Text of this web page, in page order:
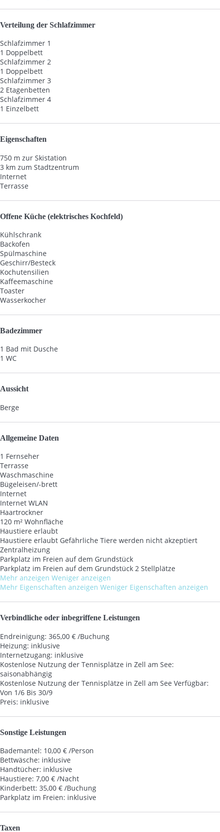
Verteilung der Schlafzimmer
Schlafzimmer 1
1 Doppelbett
Schlafzimmer 2
1 Doppelbett
Schlafzimmer 3
2 Etagenbetten
Schlafzimmer 4
1 Einzelbett
Eigenschaften
750 m zur Skistation
3 km zum Stadtzentrum
Internet
Terrasse
Offene Küche (elektrisches Kochfeld)
Kühlschrank
Backofen
Spülmaschine
Geschirr/Besteck
Kochutensilien
Kaffeemaschine
Toaster
Wasserkocher
Badezimmer
1 Bad mit Dusche
1 WC
Aussicht
Berge
Allgemeine Daten
1 Fernseher
Terrasse
Waschmaschine
Bügeleisen/-brett
Internet
Internet WLAN
Haartrockner
120 m² Wohnfläche
Haustiere erlaubt
Haustiere erlaubt Gefährliche Tiere werden nicht akzeptiert
Zentralheizung
Parkplatz im Freien auf dem Grundstück
Parkplatz im Freien auf dem Grundstück 2 Stellplätze
Mehr anzeigen Weniger anzeigen
Mehr Eigenschaften anzeigen Weniger Eigenschaften anzeigen
Verbindliche oder inbegriffene Leistungen
Endreinigung: 365,00 € /Buchung
Heizung: inklusive
Internetzugang: inklusive
Kostenlose Nutzung der Tennisplätze in Zell am See:
saisonabhängig
Kostenlose Nutzung der Tennisplätze in Zell am See Verfügbar:
Von 1/6 Bis 30/9
Preis: inklusive
Sonstige Leistungen
Bademantel: 10,00 € /Person
Bettwäsche: inklusive
Handtücher: inklusive
Haustiere: 7,00 € /Nacht
Kinderbett: 35,00 € /Buchung
Parkplatz im Freien: inklusive
Taxen